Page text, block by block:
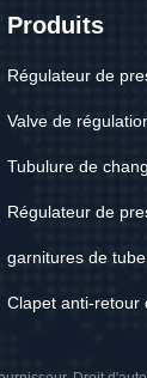
Produits
Régulateur de
Valve de
Tubulure de
Régulateur de
garnitures de
Clapet anti-retour